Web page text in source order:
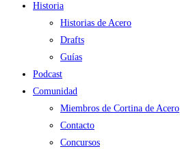
Historia
Historias de Acero
Drafts
Guías
Podcast
Comunidad
Miembros de Cortina de Acero
Contacto
Concursos